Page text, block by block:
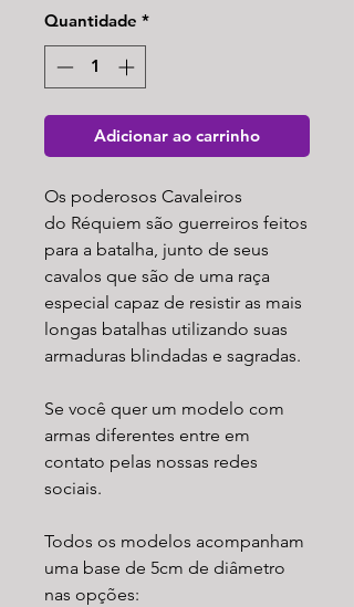
Quantidade *
Adicionar ao carrinho
Os poderosos Cavaleiros
do Réquiem são guerreiros feitos
para a batalha, junto de seus
cavalos que são de uma raça
especial capaz de resistir as mais
longas batalhas utilizando suas
armaduras blindadas e sagradas.
Se você quer um modelo com
armas diferentes entre em
contato pelas nossas redes
sociais.
Todos os modelos acompanham
uma base de 5cm de diâmetro
nas opções: